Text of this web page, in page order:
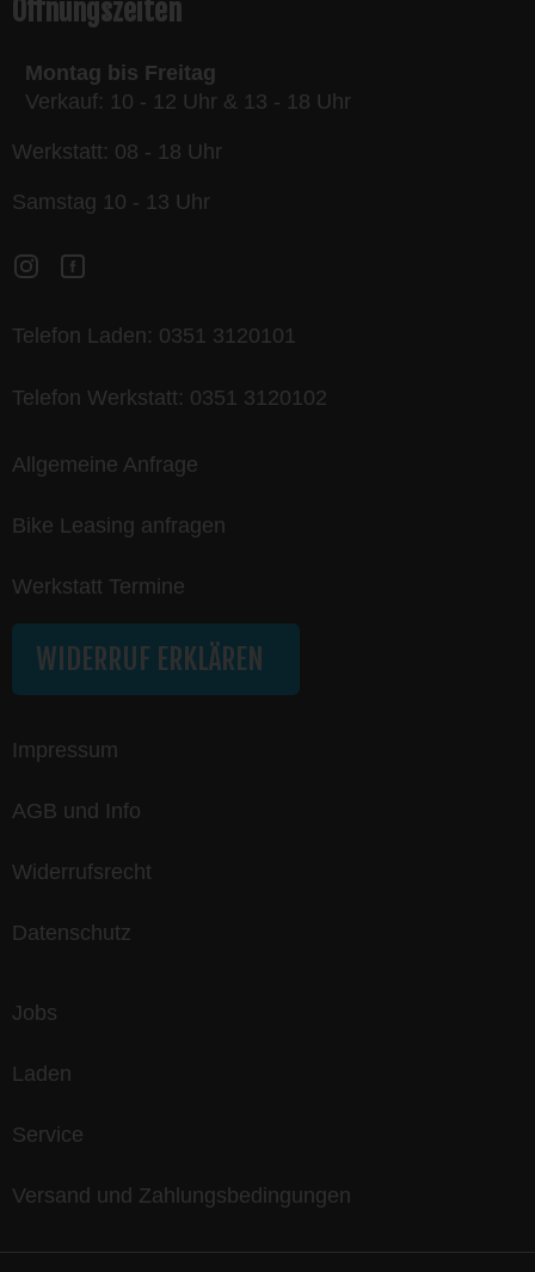
Öffnungszeiten
Montag bis Freitag
Verkauf: 10 - 12 Uhr & 13 - 18 Uhr
Werkstatt: 08 - 18 Uhr
Samstag 10 - 13 Uhr
Telefon Laden: 0351 3120101
Telefon Werkstatt: 0351 3120102
Allgemeine Anfrage
Bike Leasing anfragen
Werkstatt Termine
WIDERRUF ERKLÄREN
Impressum
AGB und Info
Widerrufsrecht
Datenschutz
Jobs
Laden
Service
Versand und Zahlungsbedingungen